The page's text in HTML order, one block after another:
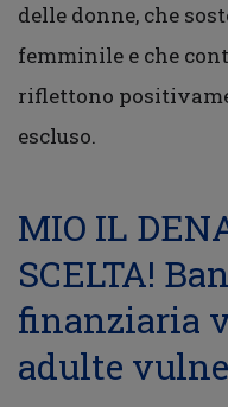
delle donne, che
femminile e che
riflettono
escluso.
MIO IL
SCELTA!
finanziaria
adulte